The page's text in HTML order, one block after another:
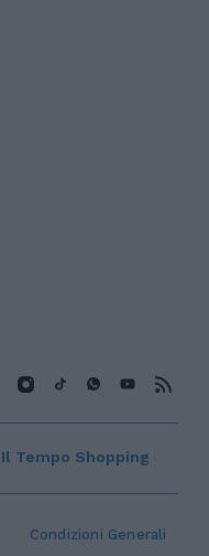
Condizioni Generali
Il Tempo Shopping